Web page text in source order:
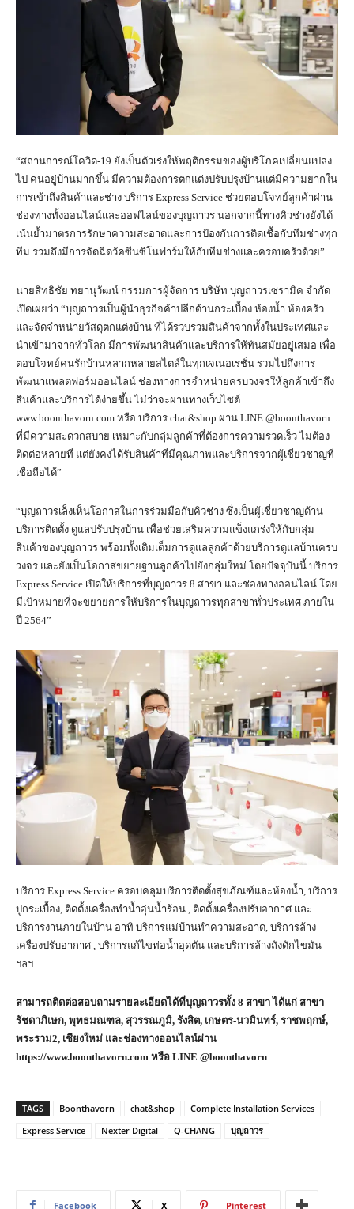
“สถานการณ์โควิด-19 ยังเป็นตัวเร่งให้พฤติกรรมของผู้บริโภคเปลี่ยนแปลง
ไป คนอยู่บ้านมากขึ้น มีความต้องการตกแต่งปรับปรุงบ้านแต่มีความยากใน
การเข้าถึงสินค้าและช่าง บริการ Express Service ช่วยตอบโจทย์ลูกค้าผ่าน
ช่องทางทั้งออนไลน์และออฟไลน์ของบุญถาวร นอกจากนี้ทางคิวช่างยังได้
เน้นย้ำมาตรการรักษาความสะอาดและการป้องกันการติดเชื้อกับทีมช่างทุก
ทีม รวมถึงมีการจัดฉีดวัคซีนซิโนฟาร์มให้กับทีมช่างและครอบครัวด้วย”
นายสิทธิชัย ทยานุวัฒน์ กรรมการผู้จัดการ บริษัท บุญถาวรเซรามิค จำกัด
เปิดเผยว่า “บุญถาวรเป็นผู้นำธุรกิจค้าปลีกด้านกระเบื้อง ห้องน้ำ ห้องครัว
และจัดจำหน่ายวัสดุตกแต่งบ้าน ที่ได้รวบรวมสินค้าจากทั้งในประเทศและ
นำเข้ามาจากทั่วโลก มีการพัฒนาสินค้าและบริการให้ทันสมัยอยู่เสมอ เพื่อ
ตอบโจทย์คนรักบ้านหลากหลายสไตล์ในทุกเจเนอเรชั่น รวมไปถึงการ
พัฒนาแพลตฟอร์มออนไลน์ ช่องทางการจำหน่ายครบวงจรให้ลูกค้าเข้าถึง
สินค้าและบริการได้ง่ายขึ้น ไม่ว่าจะผ่านทางเว็บไซต์
www.boonthavorn.com หรือ บริการ chat&shop ผ่าน LINE @boonthavorn
ที่มีความสะดวกสบาย เหมาะกับกลุ่มลูกค้าที่ต้องการความรวดเร็ว ไม่ต้อง
ติดต่อหลายที่ แต่ยังคงได้รับสินค้าที่มีคุณภาพและบริการจากผู้เชี่ยวชาญที่
เชื่อถือได้”
“บุญถาวรเล็งเห็นโอกาสในการร่วมมือกับคิวช่าง ซึ่งเป็นผู้เชี่ยวชาญด้าน
บริการติดตั้ง ดูแลปรับปรุงบ้าน เพื่อช่วยเสริมความแข็งแกร่งให้กับกลุ่ม
สินค้าของบุญถาวร พร้อมทั้งเติมเต็มการดูแลลูกค้าด้วยบริการดูแลบ้านครบ
วงจร และยังเป็นโอกาสขยายฐานลูกค้าไปยังกลุ่มใหม่ โดยปัจจุบันนี้ บริการ
Express Service เปิดให้บริการที่บุญถาวร 8 สาขา และช่องทางออนไลน์ โดย
มีเป้าหมายที่จะขยายการให้บริการในบุญถาวรทุกสาขาทั่วประเทศ ภายใน
ปี 2564”
บริการ Express Service ครอบคลุมบริการติดตั้งสุขภัณฑ์​และห้องน้ำ, บริการ
ปูกระเบื้อง, ติดตั้งเครื่องทำน้ำอุ่นน้ำร้อน , ติดตั้งเครื่องปรับอากาศ และ
บริการงานภายในบ้าน อาทิ บริการแม่บ้านทำความสะอาด, บริการล้าง
เครื่องปรับอากาศ , บริการแก้ไขท่อน้ำอุดตัน และบริการล้างถังดักไขมัน
ฯลฯ
สามารถติดต่อสอบถามรายละเอียดได้ที่บุญถาวรทั้ง 8 สาขา ได้แก่ สาขา
รัชดาภิเษก, พุทธมณฑล, สุวรรณภูมิ, รังสิต, เกษตร-นวมินทร์, ราชพฤกษ์,
พระราม2, เชียงใหม่ และช่องทางออนไลน์ผ่าน
https://www.boonthavorn.com หรือ LINE @boonthavorn
TAGS Boonthavorn chat&shop
Complete Installation Services
Express Service
Nexter Digital Q-CHANG บุญถาวร
Facebook X Pinterest